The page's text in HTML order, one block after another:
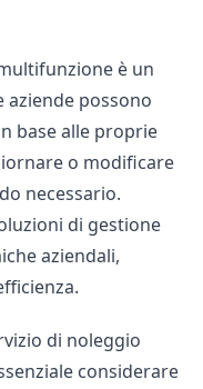
è un
aziende possono
base alle proprie
o modificare
necessario.
di gestione
aziendali,
di noleggio
considerare